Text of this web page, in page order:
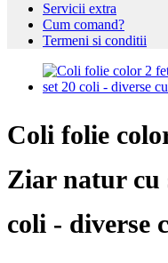
Servicii extra
Cum comand?
Termeni si conditii
Coli folie
Ziar natur cu
coli - diverse